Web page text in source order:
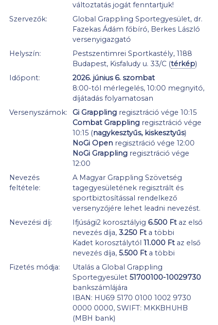
változtatás jogát fenntartjuk!
Szervezők:
Global Grappling Sportegyesület, dr.
Fazekas Ádám főbíró, Berkes László
versenyigazgató
Helyszín:
Pestszentimrei Sportkastély, 1188
Budapest, Kisfaludy u. 33/C (térkép)
Időpont:
2026. június 6. szombat
8:00-tól mérlegelés, 10:00 megnyitó,
díjátadás folyamatosan
Versenyszámok:
Gi Grappling regisztráció vége 10:15
Combat Grappling regisztráció vége
10:15 (nagykesztyűs, kiskesztyűs)
NoGi Open regisztráció vége 12:00
NoGi Grappling regisztráció vége
12:00
Nevezés
feltétele:
A Magyar Grappling Szövetség
tagegyesületének regisztrált és
sportbiztosítással rendelkező
versenyzőjére lehet leadni nevezést.
Nevezési díj:
Ifjúsági2 korosztályig 6.500 Ftaz első
nevezés díja, 3.250 Fta többi
Kadet korosztálytól 11.000 Ftaz első
nevezés díja, 5.500 Fta többi
Fizetés módja:
Utalás a Global Grappling
Sportegyesület 51700100-10029730
bankszámlájára
IBAN: HU69 5170 0100 1002 9730
0000 0000, SWIFT: MKKBHUHB
(MBH bank)